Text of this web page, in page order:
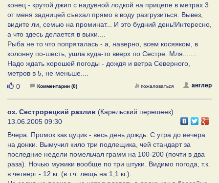
конец - крутой джип с надувной лодкой на прицепе в метрах 3
от меня задницей съехал прямо в воду разгрузиться. Вывез,
видите ли, семью на проминат... И это будний день!Интересно,
а что здесь делается в выхи....
Рыба не то что попряталась - а, наверно, всем косяяком, в
колонну по-шесть, ушла куда-то вверх по Сестре. Мля.......
Надо ждать хорошей погоды - дождя и ветра Северного,
метров в 5, не меньше....
Нравится
0 Комментарии (0) англер
пожаловаться
оз. Сестрорецкий разлив (Карельский перешеек)
13.06.2005 09:30
Вчера. Промок как цуцик - весь день дождь. С утра до вечера
на донки. Вымучил кило три подлещика, чей стандарт за
последние недели помельчал грамм на 100-200 (почти в два
раза). Ночью мужики вообще по три штуки. Видимо погода, т.к.
в четверг - 12 кг. (в т.ч. лещь на 1,1 кг.).